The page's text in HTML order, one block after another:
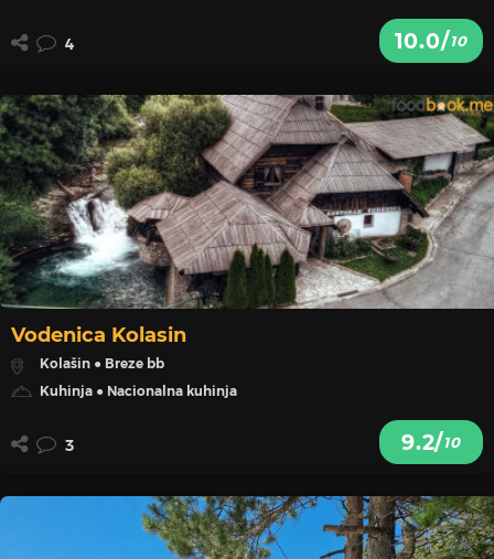
10.0/10
4
Vodenica Kolasin
Kolašin ● Breze bb
Kuhinja ● Nacionalna kuhinja
9.2/10
3